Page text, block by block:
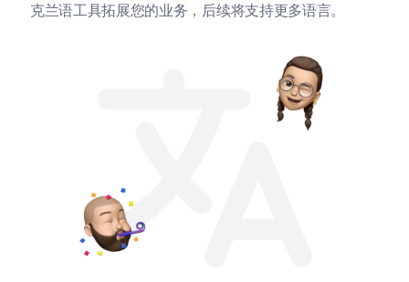
克兰语工具拓展您的业务，后续将支持更多语言。